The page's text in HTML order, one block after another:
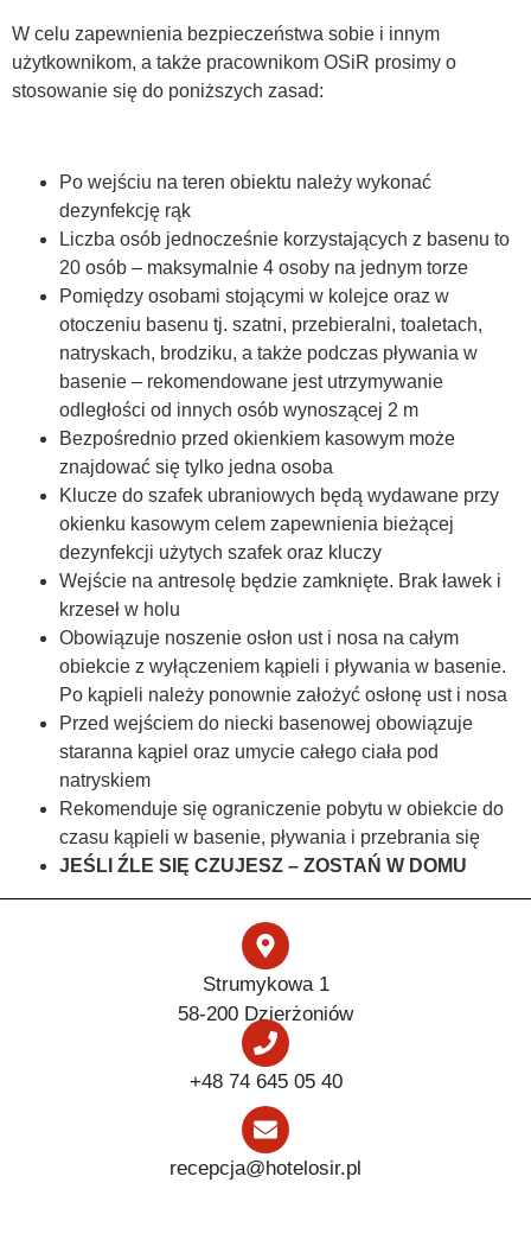
W celu zapewnienia bezpieczeństwa sobie i innym
użytkownikom, a także pracownikom OSiR prosimy o
stosowanie się do poniższych zasad:
Po wejściu na teren obiektu należy wykonać
dezynfekcję rąk
Liczba osób jednocześnie korzystających z basenu to
20 osób – maksymalnie 4 osoby na jednym torze
Pomiędzy osobami stojącymi w kolejce oraz w
otoczeniu basenu tj. szatni, przebieralni, toaletach,
natryskach, brodziku, a także podczas pływania w
basenie – rekomendowane jest utrzymywanie
odległości od innych osób wynoszącej 2 m
Bezpośrednio przed okienkiem kasowym może
znajdować się tylko jedna osoba
Klucze do szafek ubraniowych będą wydawane przy
okienku kasowym celem zapewnienia bieżącej
dezynfekcji użytych szafek oraz kluczy
Wejście na antresolę będzie zamknięte. Brak ławek i
krzeseł w holu
Obowiązuje noszenie osłon ust i nosa na całym
obiekcie z wyłączeniem kąpieli i pływania w basenie.
Po kąpieli należy ponownie założyć osłonę ust i nosa
Przed wejściem do niecki basenowej obowiązuje
staranna kąpiel oraz umycie całego ciała pod
natryskiem
Rekomenduje się ograniczenie pobytu w obiekcie do
czasu kąpieli w basenie, pływania i przebrania się
JEŚLI ŹLE SIĘ CZUJESZ – ZOSTAŃ W DOMU
Strumykowa 1
58-200 Dzierżoniów
+48 74 645 05 40
recepcja@hotelosir.pl